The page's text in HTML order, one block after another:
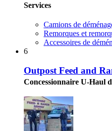
Services
Camions de
Remorques et
Accessoires de
6
Outpost Feed and
Concessionnaire U-Haul